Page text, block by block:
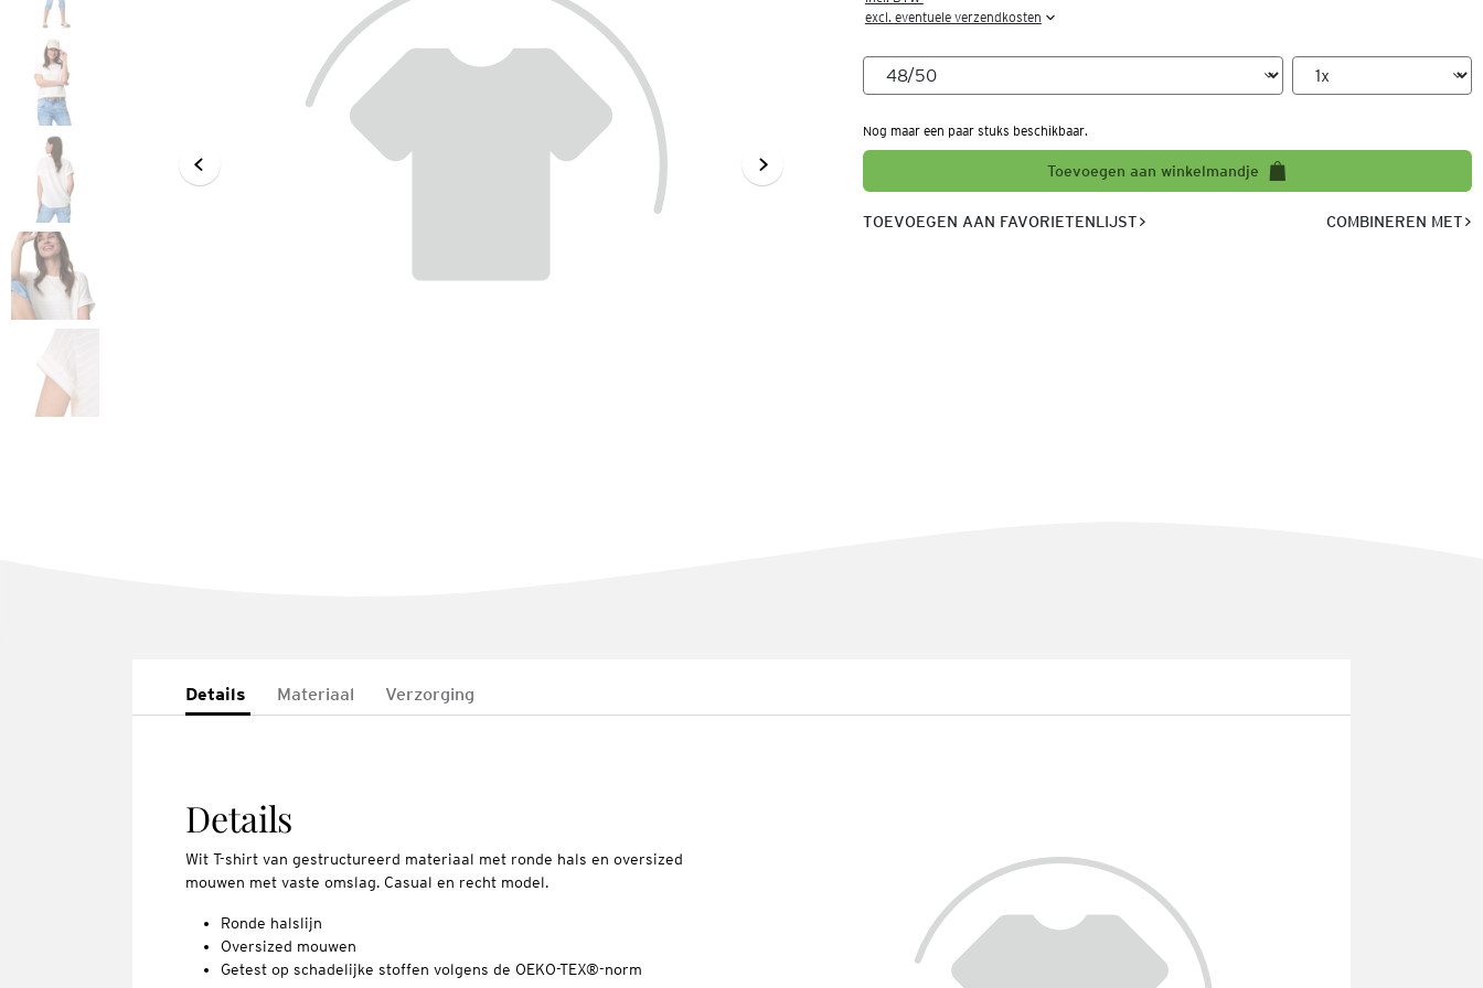
excl. eventuele verzendkosten
Nog maar een paar stuks beschikbaar.
Toevoegen aan winkelmandje
TOEVOEGEN AAN FAVORIETENLIJST COMBINEREN MET
Details Materiaal Verzorging
Details
Wit T-shirt van gestructureerd materiaal met ronde hals en oversized
mouwen met vaste omslag. Casual en recht model.
Ronde halslijn
Oversized mouwen
Getest op schadelijke stoffen volgens de OEKO-TEX®-norm